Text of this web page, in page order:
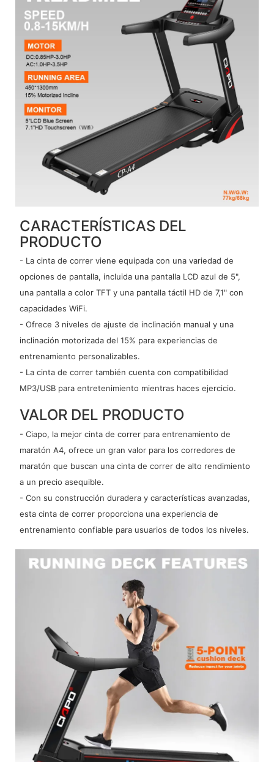
CARACTERÍSTICAS DEL
PRODUCTO
- La cinta de correr viene equipada con una variedad de
opciones de pantalla, incluida una pantalla LCD azul de 5",
una pantalla a color TFT y una pantalla táctil HD de 7,1" con
capacidades WiFi.
- Ofrece 3 niveles de ajuste de inclinación manual y una
inclinación motorizada del 15% para experiencias de
entrenamiento personalizables.
- La cinta de correr también cuenta con compatibilidad
MP3/USB para entretenimiento mientras haces ejercicio.
VALOR DEL PRODUCTO
- Ciapo, la mejor cinta de correr para entrenamiento de
maratón A4, ofrece un gran valor para los corredores de
maratón que buscan una cinta de correr de alto rendimiento
a un precio asequible.
- Con su construcción duradera y características avanzadas,
esta cinta de correr proporciona una experiencia de
entrenamiento confiable para usuarios de todos los niveles.